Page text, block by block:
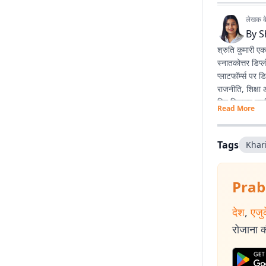
लेखक के
By
श्रुति कुमारी
स्नातकोत्तर
प्लाटफॉर्म्स पर
राजनीति,
लिए स्क्रिप्ट
है और वे मानती
सकती है।
Read More
Tags
देश,
रोजाना